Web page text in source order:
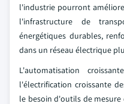
l'industrie pourront
l'infrastructure de
énergétiques durables,
dans un réseau électrique
L'automatisation
l'électrification croissante
le besoin d'outils de mesure